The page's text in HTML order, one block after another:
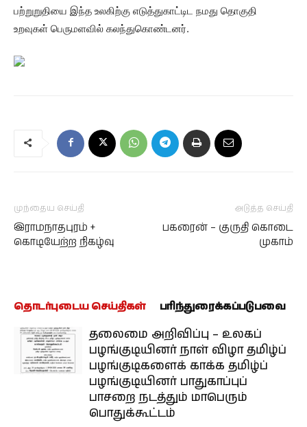
பற்றுறுதியை இந்த உலகிற்கு எடுத்துகாட்டிட நமது தொகுதி
உறவுகள் பெருமளவில் கலந்துகொண்டனர்.
முந்தைய செய்தி
இராமநாதபுரம் +
கொடியேற்ற நிகழ்வு
அடுத்த செய்தி
பகரைன் – குருதி கொடை
முகாம்
தொடர்புடைய செய்திகள் பரிந்துரைக்கப்படுபவை
தலைமை அறிவிப்பு – உலகப்
பழங்குடியினர் நாள் விழா தமிழ்ப்
பழங்குடிகளைக் காக்க தமிழ்ப்
பழங்குடியினர் பாதுகாப்புப்
பாசறை நடத்தும் மாபெரும்
பொதுக்கூட்டம்